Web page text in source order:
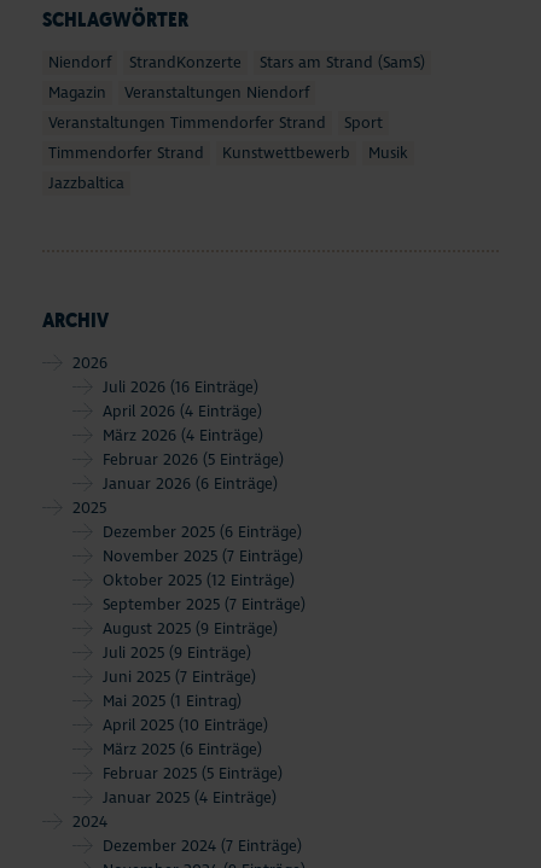
SCHLAGWÖRTER
Niendorf StrandKonzerte
Stars am Strand (SamS)
Magazin
Veranstaltungen Niendorf
Veranstaltungen Timmendorfer Strand
Sport
Timmendorfer Strand
Kunstwettbewerb
Musik
Jazzbaltica
ARCHIV
2026
Juli 2026 (16 Einträge)
April 2026 (4 Einträge)
März 2026 (4 Einträge)
Februar 2026 (5 Einträge)
Januar 2026 (6 Einträge)
2025
Dezember 2025 (6 Einträge)
November 2025 (7 Einträge)
Oktober 2025 (12 Einträge)
September 2025 (7 Einträge)
August 2025 (9 Einträge)
Juli 2025 (9 Einträge)
Juni 2025 (7 Einträge)
Mai 2025 (1 Eintrag)
April 2025 (10 Einträge)
März 2025 (6 Einträge)
Februar 2025 (5 Einträge)
Januar 2025 (4 Einträge)
2024
Dezember 2024 (7 Einträge)